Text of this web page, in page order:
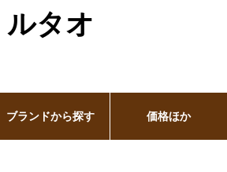
ルタオ
ブランドから探す 価格ほか